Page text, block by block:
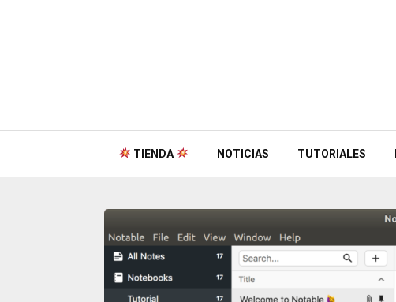
TIENDA NOTICIAS TUTORIALES